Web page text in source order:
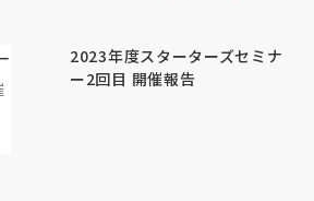
2023年度スターターズセミナ
ー2回目 開催報告